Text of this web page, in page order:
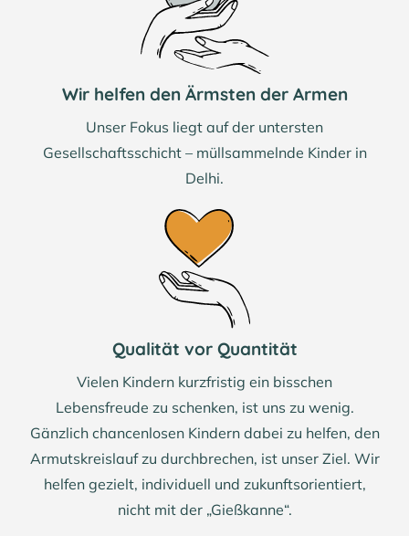
Qualität vor Quantität
Vielen Kindern kurzfristig ein bisschen
Lebensfreude zu schenken, ist uns zu wenig.
Gänzlich chancenlosen Kindern dabei zu helfen, den
Armutskreislauf zu durchbrechen, ist unser Ziel. Wir
helfen gezielt, individuell und zukunftsorientiert,
nicht mit der „Gießkanne“.
Wir helfen den Ärmsten der Armen
Unser Fokus liegt auf der untersten
Gesellschaftsschicht – müllsammelnde Kinder in
Delhi.